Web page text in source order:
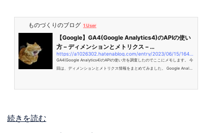
ものづくりのブログ 1 User
【Google】GA4(Google Analytics4)のAPIの使い
方 – ディメンションとメトリクス – …
GA4(Google Analytics4)のAPIの使い方を調査したのでここにメモします。 今
回は、ディメンションとメトリクス情報をまとめてみました。 Google Analyti
続きを読む